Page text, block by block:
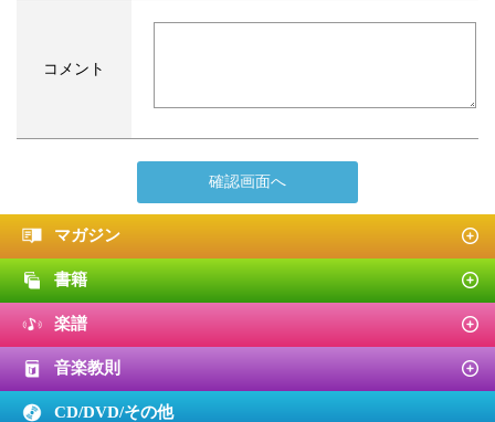
コメント
マガジン
書籍
楽譜
音楽教則
CD/DVD/その他